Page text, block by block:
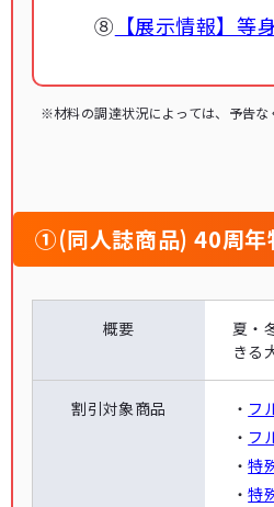
⑧ 【展示情報】等
※材料の調達状況によっては、予告なく
①(同人誌商品) 40周年
概要
夏・
きる
割引対象商品 ・ フ
・ フ
・特
・特